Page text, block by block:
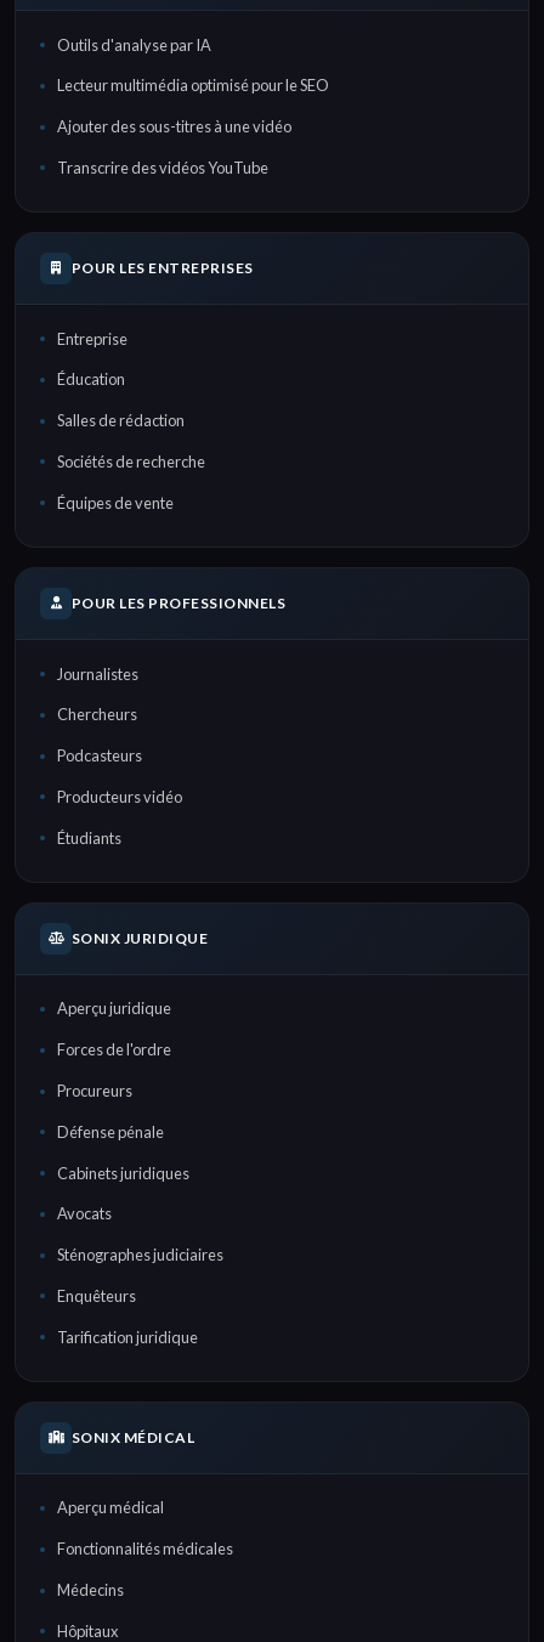
Outils d'analyse par IA
Lecteur multimédia optimisé pour le SEO
Ajouter des sous-titres à une vidéo
Transcrire des vidéos YouTube
POUR LES ENTREPRISES
Entreprise
Éducation
Salles de rédaction
Sociétés de recherche
Équipes de vente
POUR LES PROFESSIONNELS
Journalistes
Chercheurs
Podcasteurs
Producteurs vidéo
Étudiants
SONIX JURIDIQUE
Aperçu juridique
Forces de l'ordre
Procureurs
Défense pénale
Cabinets juridiques
Avocats
Sténographes judiciaires
Enquêteurs
Tarification juridique
SONIX MÉDICAL
Aperçu médical
Fonctionnalités médicales
Médecins
Hôpitaux